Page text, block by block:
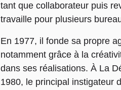
tant que collaborateur puis
travaille pour plusieurs
En 1977, il fonde sa propre
notamment grâce à la
dans ses réalisations. À La
1980, le principal instigateur